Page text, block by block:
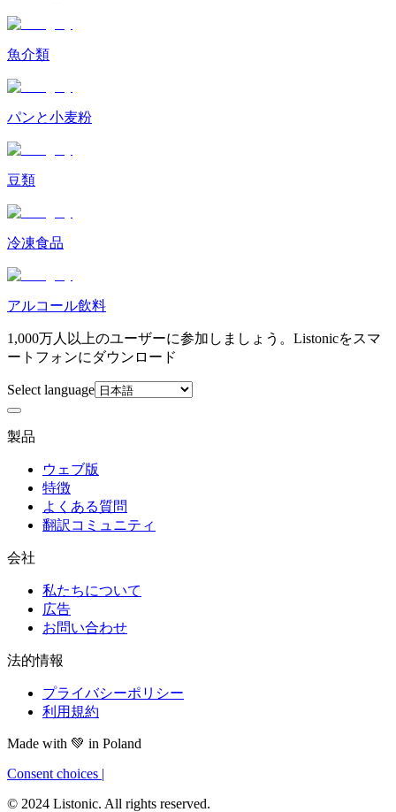
魚介類
パンと小麦粉
豆類
冷凍食品
アルコール飲料
1,000万人以上のユーザーに参加しましょう。Listonicをスマ
ートフォンにダウンロード
Select language
製品
ウェブ版
特徴
よくある質問
翻訳コミュニティ
会社
私たちについて
広告
お問い合わせ
法的情報
プライバシーポリシー
利用規約
Made with 💚 in Poland
Consent choices |
© 2024 Listonic. All rights reserved.